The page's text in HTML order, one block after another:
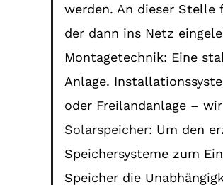
werden. An dieser Stelle
der dann ins Netz
Montagetechnik: Eine
Anlage.
oder Freilandanlage –
Solarspeicher: Um den
Speichersysteme zum
Speicher die